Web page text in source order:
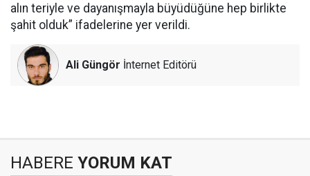
alın teriyle ve dayanışmayla büyüdüğüne hep birlikte
şahit olduk” ifadelerine yer verildi.
Ali Güngör İnternet Editörü
HABERE YORUM KAT